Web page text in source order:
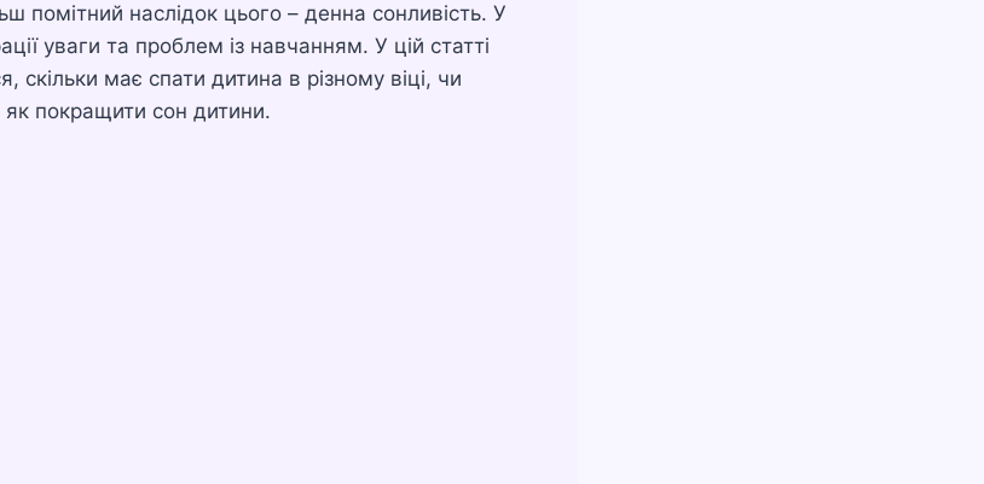
помітний наслідок цього – денна сонливість. У
уваги та проблем із навчанням. У цій статті
має спати дитина в різному віці, чи
як покращити сон дитини.